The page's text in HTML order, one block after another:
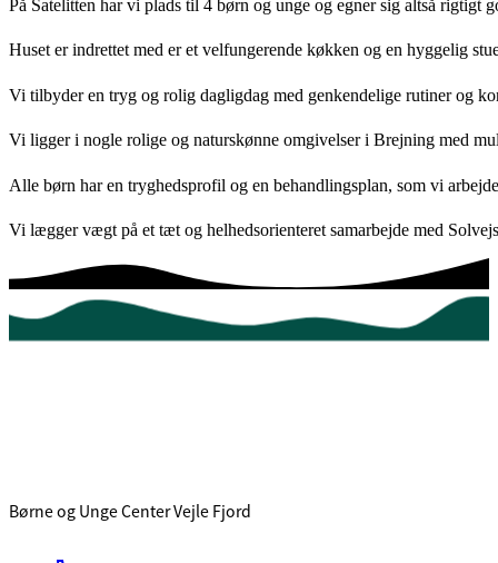
På Satelitten har vi plads til 4 børn og unge og egner sig altså
Huset er indrettet med er et velfungerende køkken og en hyggelig
Vi tilbyder en tryg og rolig dagligdag med genkendelige rutiner og
Vi ligger i nogle rolige og naturskønne omgivelser i Brejning med
Alle børn har en tryghedsprofil og en behandlingsplan, som vi
Vi lægger vægt på et tæt og helhedsorienteret samarbejde med
Børne og Unge Center Vejle Fjord